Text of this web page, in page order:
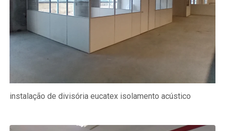
instalação de divisória eucatex isolamento acústico